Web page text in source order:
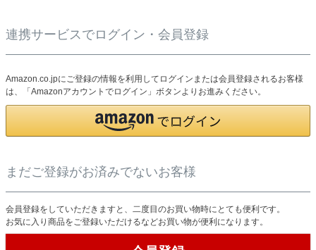
連携サービスでログイン・会員登録
Amazon.co.jpにご登録の情報を利用してログインまたは会員登録されるお客様
は、「Amazonアカウントでログイン」ボタンよりお進みください。
まだご登録がお済みでないお客様
会員登録をしていただきますと、二度目のお買い物時にとても便利です。
お気に入り商品をご登録いただけるなどお買い物が便利になります。